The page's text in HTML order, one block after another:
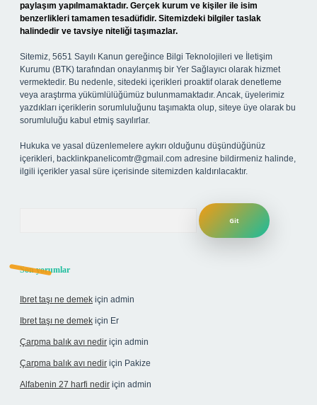
paylaşım yapılmamaktadır. Gerçek kurum ve kişiler ile isim
benzerlikleri tamamen tesadüfidir. Sitemizdeki bilgiler taslak
halindedir ve tavsiye niteliği taşımazlar.
Sitemiz, 5651 Sayılı Kanun gereğince Bilgi Teknolojileri ve İletişim
Kurumu (BTK) tarafından onaylanmış bir Yer Sağlayıcı olarak hizmet
vermektedir. Bu nedenle, sitedeki içerikleri proaktif olarak denetleme
veya araştırma yükümlülüğümüz bulunmamaktadır. Ancak, üyelerimiz
yazdıkları içeriklerin sorumluluğunu taşımakta olup, siteye üye olarak bu
sorumluluğu kabul etmiş sayılırlar.
Hukuka ve yasal düzenlemelere aykırı olduğunu düşündüğünüz
içerikleri, backlinkpanelicomtr@gmail.com adresine bildirmeniz halinde,
ilgili içerikler yasal süre içerisinde sitemizden kaldırılacaktır.
Son yorumlar
Ibret taşı ne demek için admin
Ibret taşı ne demek için Er
Çarpma balık avı nedir için admin
Çarpma balık avı nedir için Pakize
Alfabenin 27 harfi nedir için admin